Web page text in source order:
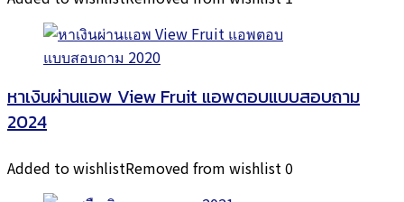
หาเงินผ่านแอพ View Fruit แอพตอบแบบสอบถาม
2024
Added to wishlistRemoved from wishlist 0